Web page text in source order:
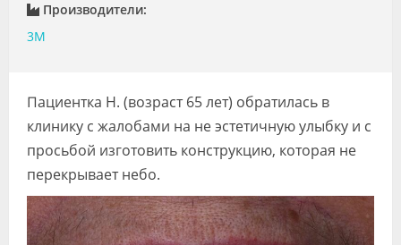
Объявления
Форум
Клиники
Специалисты
Галерея
Производители:
3M
Пациентка Н. (возраст 65 лет) обратилась в
клинику с жалобами на не эстетичную улыбку и с
просьбой изготовить конструкцию, которая не
перекрывает небо.